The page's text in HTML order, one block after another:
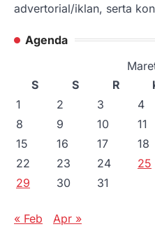
advertorial/iklan, serta
Agenda
S
S R
1
2 3 4
8
9 10 11
15
16 17 18
22
23 24 25
29
30 31
« Feb Apr »